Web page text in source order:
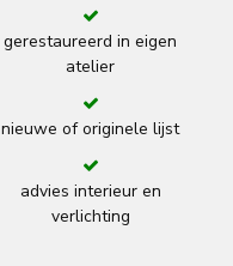
gerestaureerd in eigen
atelier
nieuwe of originele lijst
advies interieur en
verlichting